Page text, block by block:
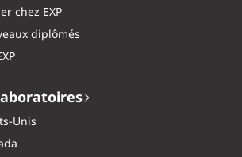
chez EXP
diplômés
Unis